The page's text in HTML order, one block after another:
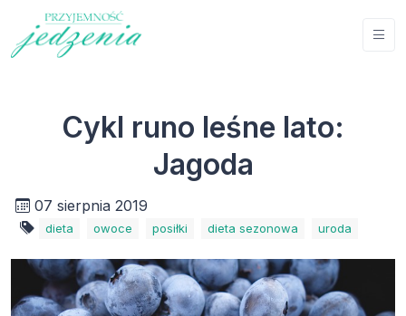
Cykl runo leśne lato:
Jagoda
07 sierpnia 2019
dieta owoce posiłki dieta sezonowa uroda